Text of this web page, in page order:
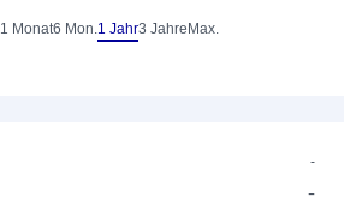
1 Monat6 Mon.1 Jahr3 Jahre Max.
-
-